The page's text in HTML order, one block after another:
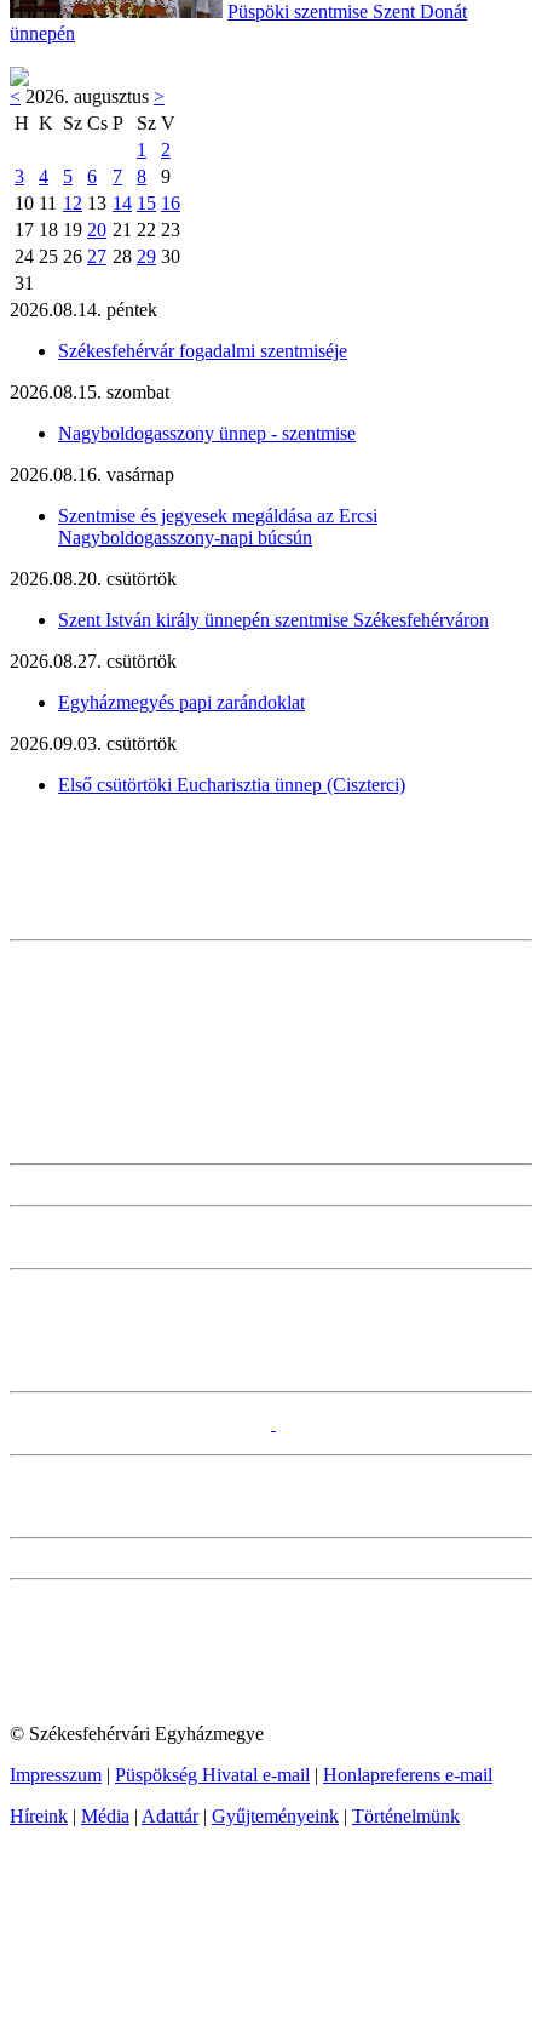
Püspöki szentmise Szent Donát
ünnepén
< 2026. augusztus >
H K Sz Cs P Sz V
1
2
3
4 5 6 7 8
9
10 11 12 13 14 15 16
17 18 19 20 21 22 23
24 25 26 27 28 29 30
31
2026.08.14. péntek
Székesfehérvár fogadalmi szentmiséje
2026.08.15. szombat
Nagyboldogasszony ünnep - szentmise
2026.08.16. vasárnap
Szentmise és jegyesek megáldása az Ercsi
Nagyboldogasszony-napi búcsún
2026.08.20. csütörtök
Szent István király ünnepén szentmise Székesfehérváron
2026.08.27. csütörtök
Egyházmegyés papi zarándoklat
2026.09.03. csütörtök
Első csütörtöki Eucharisztia ünnep (Ciszterci)
© Székesfehérvári Egyházmegye
Impresszum | Püspökség Hivatal e-mail | Honlapreferens e-mail
Híreink | Média | Adattár| Gyűjteményeink | Történelmünk